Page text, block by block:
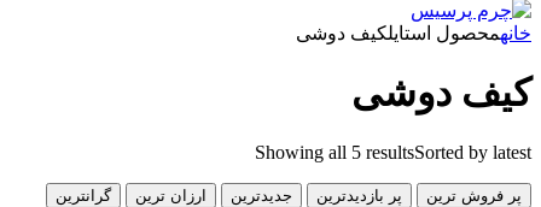
استایلکیف دوشی
دوشی
Showing all 5 resultsSorted
ترین پر بازدیدترین جدیدترین ارزان ترین گرانترین